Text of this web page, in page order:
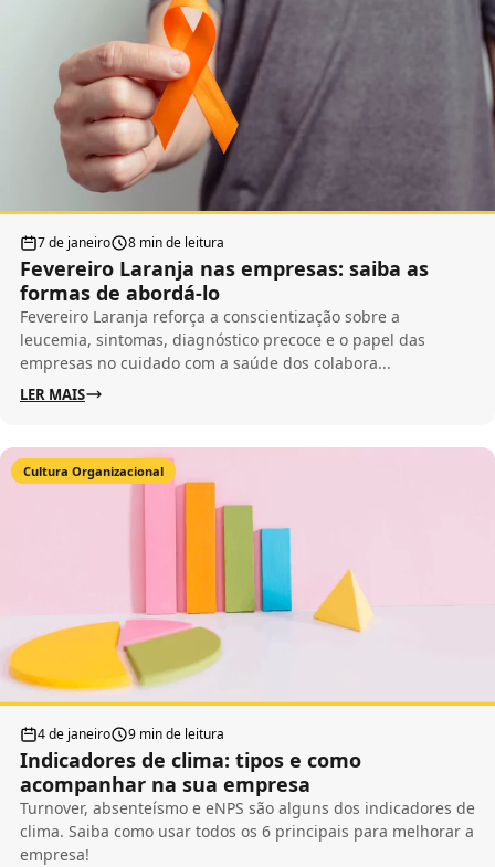
7 de janeiro 8 min de leitura
Fevereiro Laranja nas empresas: saiba as
formas de abordá-lo
Fevereiro Laranja reforça a conscientização sobre a
leucemia, sintomas, diagnóstico precoce e o papel das
empresas no cuidado com a saúde dos colabora...
LER MAIS
Cultura Organizacional
4 de janeiro 9 min de leitura
Indicadores de clima: tipos e como
acompanhar na sua empresa
Turnover, absenteísmo e eNPS são alguns dos indicadores de
clima. Saiba como usar todos os 6 principais para melhorar a
empresa!